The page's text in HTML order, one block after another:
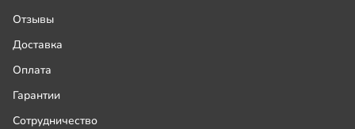
Отзывы
Доставка
Оплата
Гарантии
Сотрудничество